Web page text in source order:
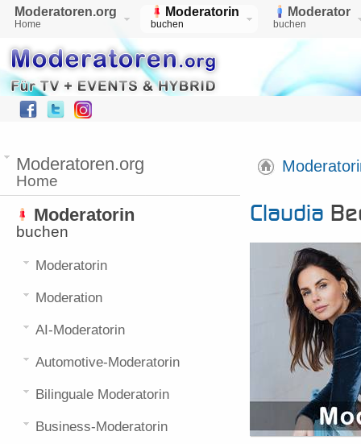
Moderatoren.org
Home
Moderatorin
buchen
Moderator
buchen
Claudia
Moderatoren.org
Home
Moderatorin
buchen
Moderatorin
Moderation
AI-Moderatorin
Automotive-Moderatorin
Bilinguale Moderatorin
Business-Moderatorin